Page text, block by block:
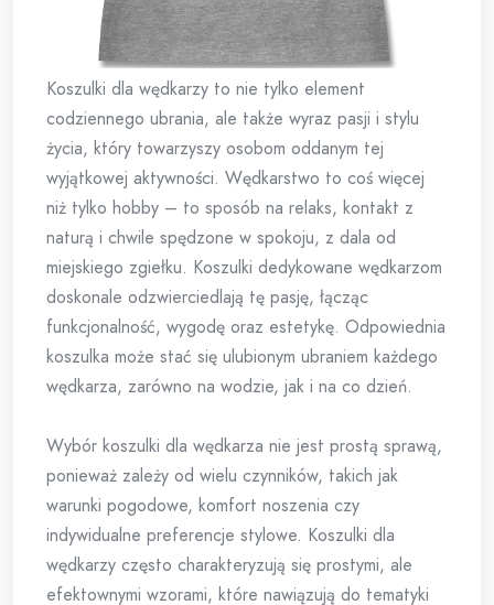
Koszulki dla wędkarzy to nie tylko element
codziennego ubrania, ale także wyraz pasji i stylu
życia, który towarzyszy osobom oddanym tej
wyjątkowej aktywności. Wędkarstwo to coś więcej
niż tylko hobby – to sposób na relaks, kontakt z
naturą i chwile spędzone w spokoju, z dala od
miejskiego zgiełku. Koszulki dedykowane wędkarzom
doskonale odzwierciedlają tę pasję, łącząc
funkcjonalność, wygodę oraz estetykę. Odpowiednia
koszulka może stać się ulubionym ubraniem każdego
wędkarza, zarówno na wodzie, jak i na co dzień.
Wybór koszulki dla wędkarza nie jest prostą sprawą,
ponieważ zależy od wielu czynników, takich jak
warunki pogodowe, komfort noszenia czy
indywidualne preferencje stylowe. Koszulki dla
wędkarzy często charakteryzują się prostymi, ale
efektownymi wzorami, które nawiązują do tematyki